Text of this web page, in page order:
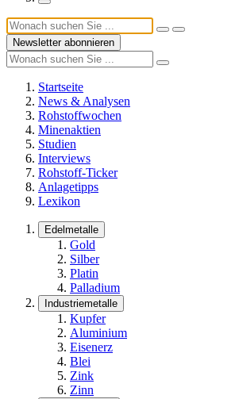
Newsletter abonnieren
Startseite
News & Analysen
Rohstoffwochen
Minenaktien
Studien
Interviews
Rohstoff-Ticker
Anlagetipps
Lexikon
Edelmetalle
Gold
Silber
Platin
Palladium
Industriemetalle
Kupfer
Aluminium
Eisenerz
Blei
Zink
Zinn